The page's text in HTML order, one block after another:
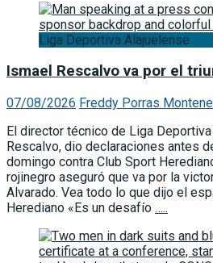
Liga Deportiva Alajuelense
Ismael Rescalvo va por el
07/08/2026 Freddy Porras
El director técnico de Liga
Rescalvo, dio declaraciones antes
domingo contra Club Sport
rojinegro aseguró que va por la
Alvarado. Vea todo lo que dijo el
Herediano «Es un desafío …..